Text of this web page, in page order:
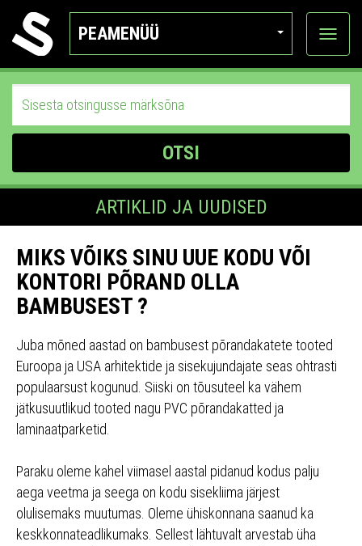
PEAMENÜÜ
Ava
OTSI
ARTIKLID JA UUDISED
MIKS VÕIKS SINU UUE KODU VÕI
KONTORI PÕRAND OLLA
BAMBUSEST ?
Juba mõned aastad on bambusest põrandakatete tooted
Euroopa ja USA arhitektide ja sisekujundajate seas ohtrasti
populaarsust kogunud. Siiski on tõusuteel ka vähem
jätkusuutlikud tooted nagu PVC põrandakatted ja
laminaatparketid.
Paraku oleme kahel viimasel aastal pidanud kodus palju
aega veetma ja seega on kodu sisekliima järjest
olulisemaks muutumas. Oleme ühiskonnana saanud ka
keskkonnateadlikumaks. Sellest lähtuvalt arvestab üha